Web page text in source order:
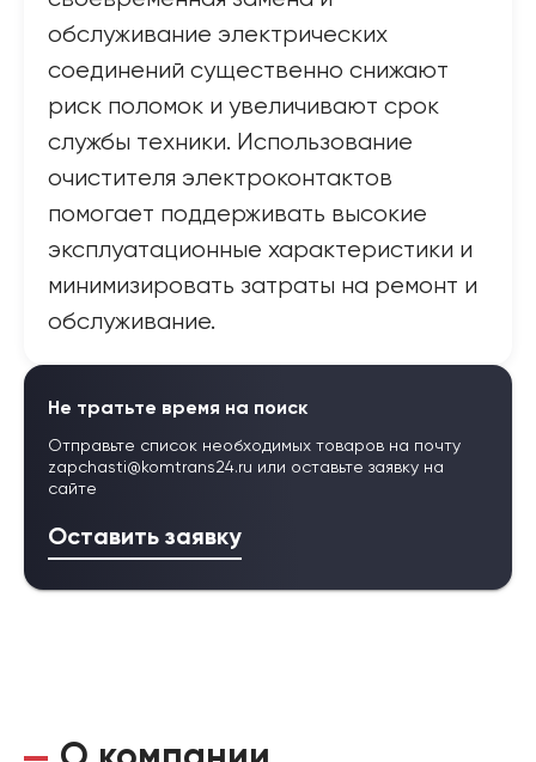
обслуживание электрических
соединений существенно снижают
риск поломок и увеличивают срок
службы техники. Использование
очистителя электроконтактов
помогает поддерживать высокие
эксплуатационные характеристики и
минимизировать затраты на ремонт и
обслуживание.
Не тратьте время на поиск
Отправьте список необходимых товаров на почту
zapchasti@komtrans24.ru или оставьте заявку на
сайте
Оставить заявку